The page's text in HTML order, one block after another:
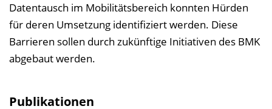
Datentausch im Mobilitätsbereich konnten Hürden
für deren Umsetzung identifiziert werden. Diese
Barrieren sollen durch zukünftige Initiativen des BMK
abgebaut werden.
Publikationen